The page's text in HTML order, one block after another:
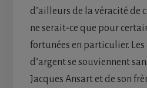
d’ailleurs de la véracité de
ne serait-ce que pour
fortunées en particulier.
d’argent se souviennent
Jacques Ansart et de son